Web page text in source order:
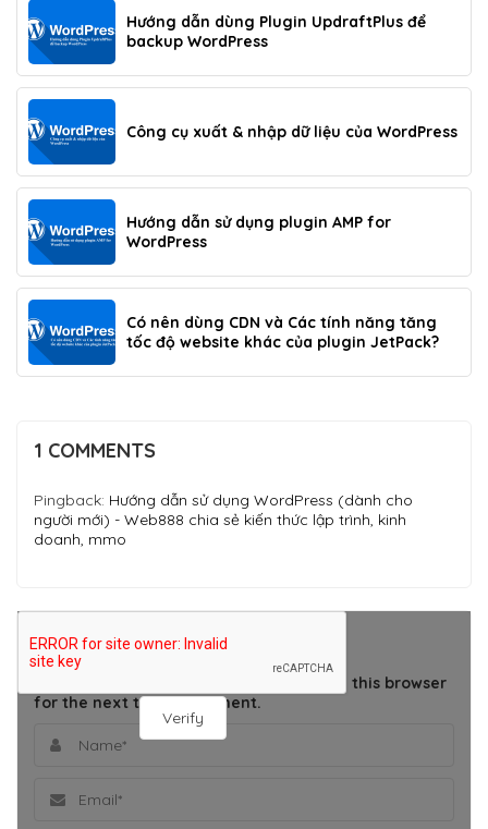
Hướng dẫn dùng Plugin UpdraftPlus để
backup WordPress
Công cụ xuất & nhập dữ liệu của WordPress
Hướng dẫn sử dụng plugin AMP for
WordPress
Có nên dùng CDN và Các tính năng tăng
tốc độ website khác của plugin JetPack?
1 COMMENTS
Pingback: Hướng dẫn sử dụng WordPress (dành cho
người mới) - Web888 chia sẻ kiến thức lập trình, kinh
doanh, mmo
Verify
THÊM BÌNH LUẬN
Save my name, email, and website in this browser
for the next time I comment.